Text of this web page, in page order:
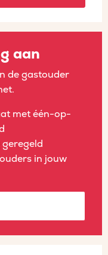
aan
de gastouder
met één-op-
in jouw